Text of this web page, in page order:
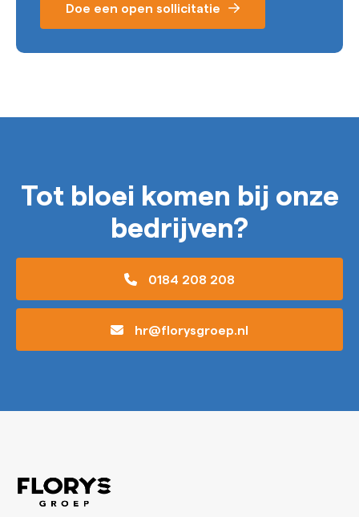
Doe een open sollicitatie
Tot bloei komen bij onze
bedrijven?
0184 208 208
hr@florysgroep.nl